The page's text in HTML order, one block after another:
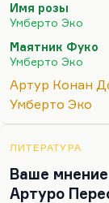
кстати,
каком-то
патер Браун,
религиозную
извращённое
Браун, каким
копия
назвать его…
Имя розы
Умберто Эко
Маятник Фуко
Умберто Эко
Артур Конан
Умберто Эко
ЛИТЕРАТУРА
Ваше
Артуро